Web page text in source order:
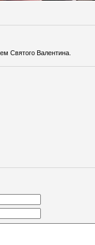
Святого Валентина.